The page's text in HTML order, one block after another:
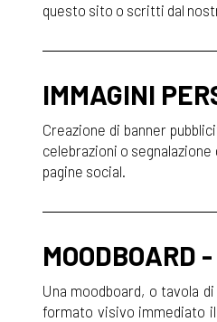
questo sito o scritti dal
IMMAGINI
Creazione di banner
celebrazioni o
pagine social.
MOODBOARD
Una moodboard, o tavola
formato visivo immediato